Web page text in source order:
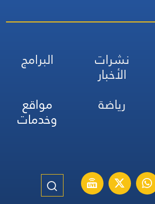
نشرات
الأخبار
البرامج
رياضة مواقع
وخدمات